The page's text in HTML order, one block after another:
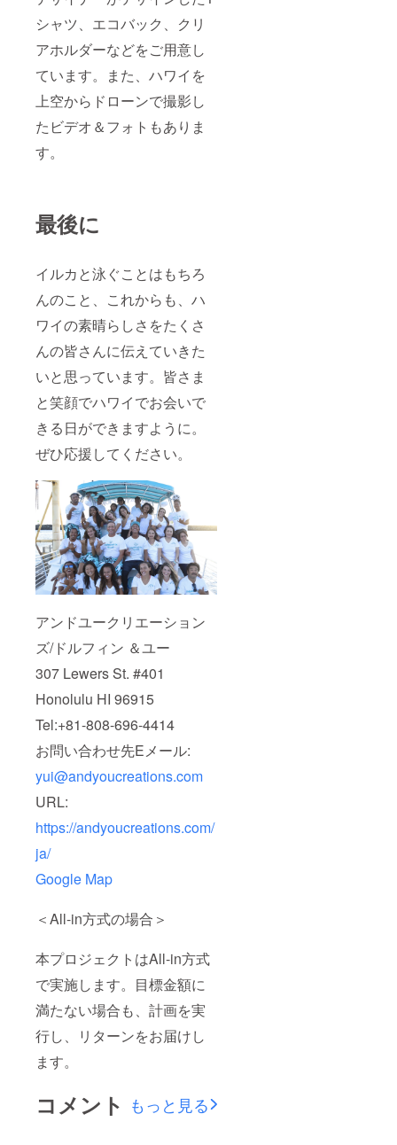
シャツ、エコバック、クリ
アホルダーなどをご用意し
ています。また、ハワイを
上空からドローンで撮影し
たビデオ＆フォトもありま
す。
最後に
イルカと泳ぐことはもちろ
んのこと、これからも、ハ
ワイの素晴らしさをたくさ
んの皆さんに伝えていきた
いと思っています。皆さま
と笑顔でハワイでお会いで
きる日ができますように。
ぜひ応援してください。
アンドユークリエーション
ズ/ドルフィン ＆ユー
307 Lewers St. #401
Honolulu HI 96915
Tel:+81-808-696-4414
お問い合わせ先Eメール:
yui@andyoucreations.com
URL:
https://andyoucreations.com/
ja/
Google Map
＜All-in方式の場合＞
本プロジェクトはAll-in方式
で実施します。目標金額に
満たない場合も、計画を実
行し、リターンをお届けし
ます。
コメント もっと見る